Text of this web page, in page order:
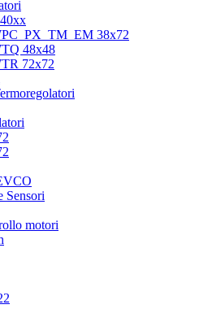
38x72
48x48
72x72
Sensori
motori